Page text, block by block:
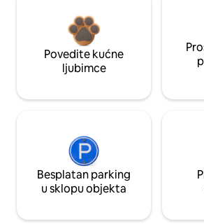
Povedite kućne
ljubimce
Besplatan parking
u sklopu objekta